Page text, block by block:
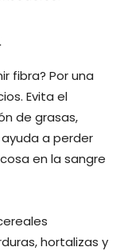
fibra? Por una
Evita el
de grasas,
ayuda a perder
en la sangre
hortalizas y